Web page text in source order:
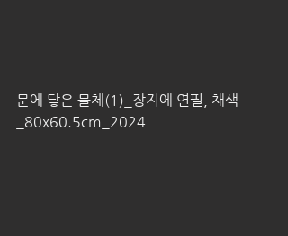
문에 닿은 물체(1)_장지에 연필, 채색
_80x60.5cm_2024